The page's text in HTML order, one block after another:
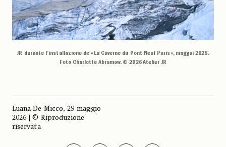
JR durante l’installazione de «La Caverne du Pont Neuf Paris», maggoi 2026.
Foto Charlotte Abramow. © 2026 Atelier JR
Luana De Micco, 29 maggio
2026 | © Riproduzione
riservata